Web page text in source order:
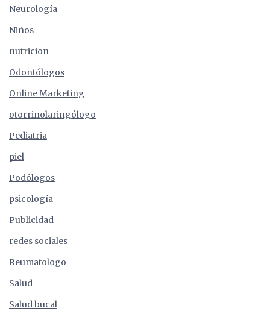
Neurología
Niños
nutricion
Odontólogos
Online Marketing
otorrinolaringólogo
Pediatria
piel
Podólogos
psicología
Publicidad
redes sociales
Reumatologo
Salud
Salud bucal